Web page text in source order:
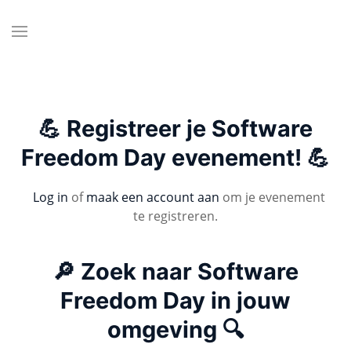
💪 Registreer je Software
Freedom Day evenement! 💪
Log in ofmaak een account aan om je evenement
te registreren.
🔎 Zoek naar Software
Freedom Day in jouw
omgeving 🔍